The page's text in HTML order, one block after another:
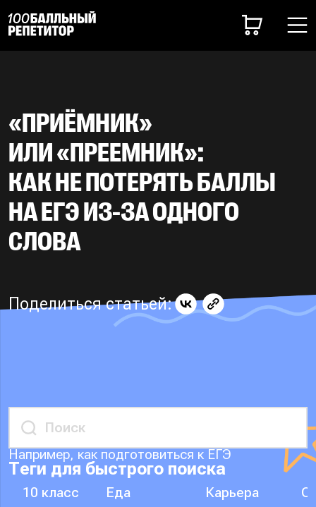
«ПРИЁМНИК»
ИЛИ «ПРЕЕМНИК»:
КАК НЕ ПОТЕРЯТЬ БАЛЛЫ
НА ЕГЭ ИЗ-ЗА ОДНОГО
СЛОВА
Поделиться статьей:
Например, как подготовиться к ЕГЭ
Теги для быстрого поиска
10 класс Еда Карьера